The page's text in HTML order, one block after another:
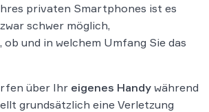
privaten Smartphones ist es
schwer möglich,
ob und in welchem Umfang Sie das
über Ihr eigenes Handy während
grundsätzlich eine Verletzung